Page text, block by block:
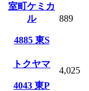
室町ケミカ
ル
4885 東S
889
トクヤマ
4043 東P
4,025